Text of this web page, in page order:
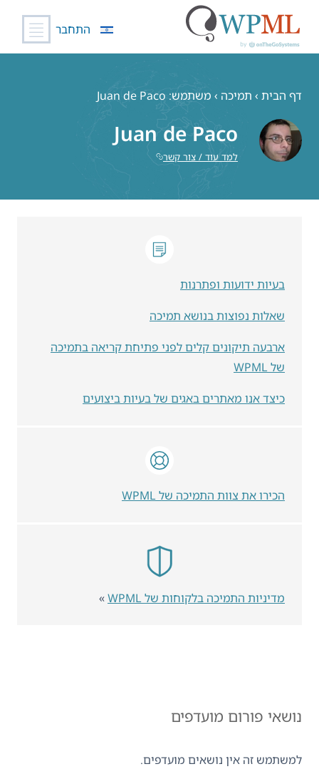
התחבר
דף הבית › תמיכה › משתמש: Juan de Paco
Juan de Paco
למד עוד / צור קשר
נושאי פורום מועדפים
למשתמש זה אין נושאים מועדפים.
בעיות ידועות ופתרנות
שאלות נפוצות בנושא תמיכה
ארבעה תיקונים קלים לפני פתיחת קריאה בתמיכה
של WPML
כיצד אנו מאתרים באגים של בעיות ביצועים
הכירו את צוות התמיכה של WPML
מדיניות התמיכה בלקוחות של WPML »